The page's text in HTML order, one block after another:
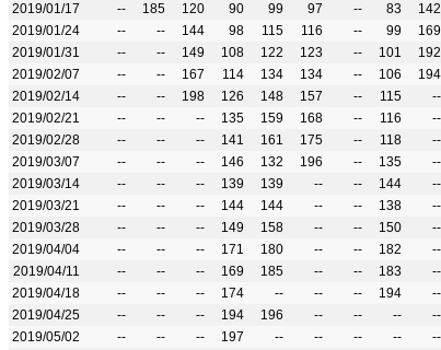
2019/01/17
-- 185 120 90 99 97 -- 83 142
2019/01/24
-- -- 144 98 115 116 -- 99 169
2019/01/31
-- -- 149 108 122 123 -- 101 192
2019/02/07
-- -- 167 114 134 134 -- 106 194
2019/02/14
-- -- 198 126 148 157 -- 115 --
2019/02/21
-- -- -- 135 159 168 -- 116 --
2019/02/28
-- -- -- 141 161 175 -- 118 --
2019/03/07
-- -- -- 146 132 196 -- 135 --
2019/03/14
-- -- -- 139 139 -- -- 144 --
2019/03/21
-- -- -- 144 144 -- -- 138 --
2019/03/28
-- -- -- 149 158 -- -- 150 --
2019/04/04
-- -- -- 171 180 -- -- 182 --
2019/04/11
-- -- -- 169 185 -- -- 183 --
2019/04/18
-- -- -- 174 -- -- -- 194 --
2019/04/25
-- -- -- 194 196 -- -- -- --
2019/05/02
-- -- -- 197 -- -- -- -- --